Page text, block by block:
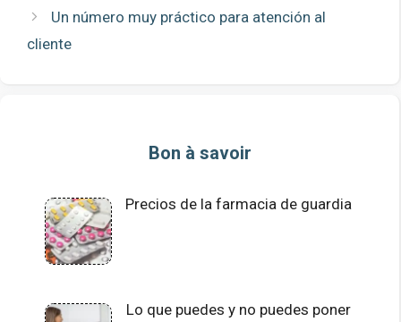
Un número muy práctico para atención al
cliente
Bon à savoir
Precios de la farmacia de guardia
Lo que puedes y no puedes poner